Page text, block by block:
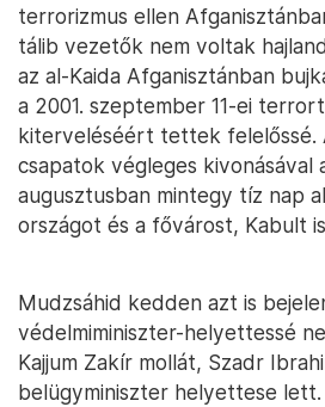
terrorizmus ellen
tálib vezetők nem voltak
az al-Kaida Afganisztánban
a 2001. szeptember 11-ei
kiterveléséért tettek felelőssé.
csapatok végleges kivonásával
augusztusban mintegy tíz nap
országot és a fővárost, Kabult
Mudzsáhid kedden azt is
védelmiminiszter-helyettessé
Kajjum Zakír mollát, Szadr
belügyminiszter helyettese